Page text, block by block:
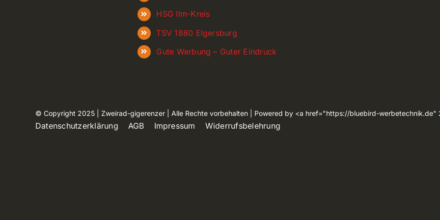
HSG Ilm-Kreis
TSV 1880 Elgersburg
Gute Werbung – Guter Eindruck
© Copyright 2025 | Zweirad-gigerenzer | Alle Rechte vorbehalten | Powered by <a href="https://bluebird-werbetechnik.de"
Datenschutzerklärung AGB Impressum Widerrufsbelehrung